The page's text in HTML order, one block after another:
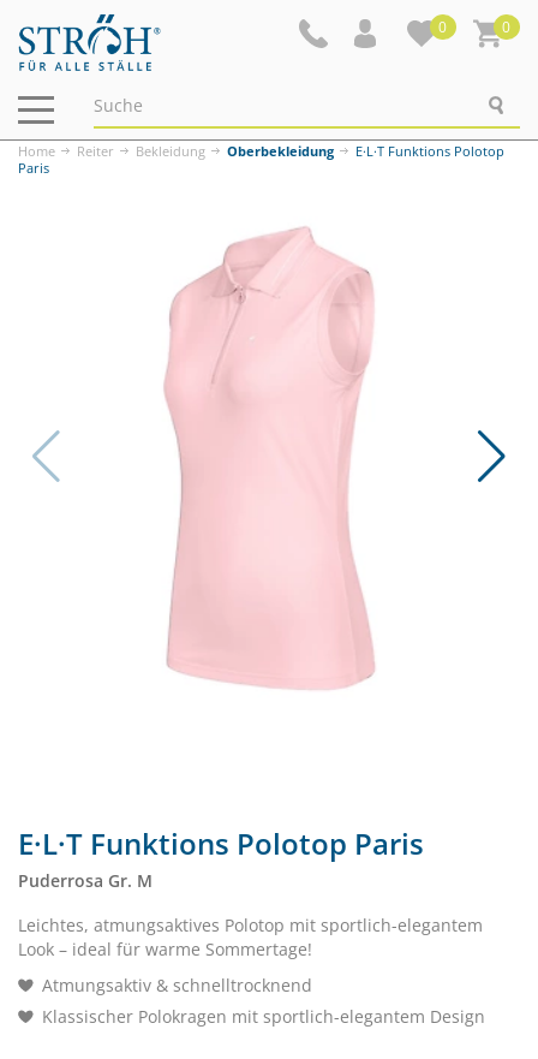
0 0
Navigation
ein-/ausblenden
Home Reiter Bekleidung Oberbekleidung
E·L·T Funktions Polotop
Paris
E·L·T Funktions Polotop Paris
Puderrosa Gr. M
Leichtes, atmungsaktives Polotop mit sportlich-elegantem
Look – ideal für warme Sommertage!
Atmungsaktiv & schnelltrocknend
Klassischer Polokragen mit sportlich-elegantem Design